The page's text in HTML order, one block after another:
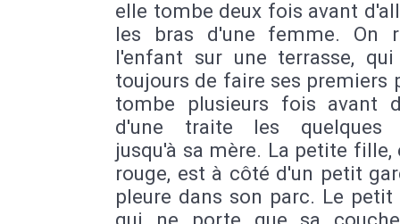
elle tombe deux fois avant
les bras d'une femme. On
l'enfant sur une terrasse, qui
toujours de faire ses premiers
tombe plusieurs fois avant
d'une traite les quelques
jusqu'à sa mère. La petite fille,
rouge, est à côté d'un petit
pleure dans son parc. Le petit
qui ne porte que sa